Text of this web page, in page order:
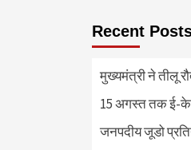
Recent
मुख्यमंत्री ने तीलू
15 अगस्त तक ई-
जनपदीय जूडो